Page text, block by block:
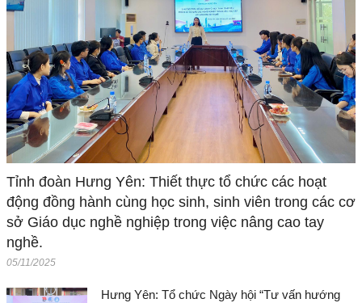
Tỉnh đoàn Hưng Yên: Thiết thực tổ chức các hoạt
động đồng hành cùng học sinh, sinh viên trong các cơ
sở Giáo dục nghề nghiệp trong việc nâng cao tay
nghề.
05/11/2025
Hưng Yên: Tổ chức Ngày hội “Tư vấn hướng